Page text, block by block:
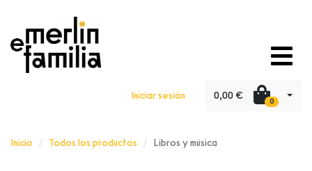
Iniciar sesión 0,00 € 0
Inicio Todos los productos Libros y música